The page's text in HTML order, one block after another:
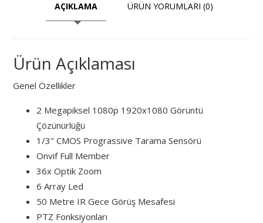
AÇIKLAMA ÜRÜN YORUMLARI (0)
Ürün Açıklaması
Genel Özellikler
2 Megapiksel 1080p 1920x1080 Görüntü
Çözünürlüğü
1/3" CMOS Prograssive Tarama Sensörü
Onvif Full Member
36x Optik Zoom
6 Array Led
50 Metre IR Gece Görüş Mesafesi
PTZ Fonksiyonları